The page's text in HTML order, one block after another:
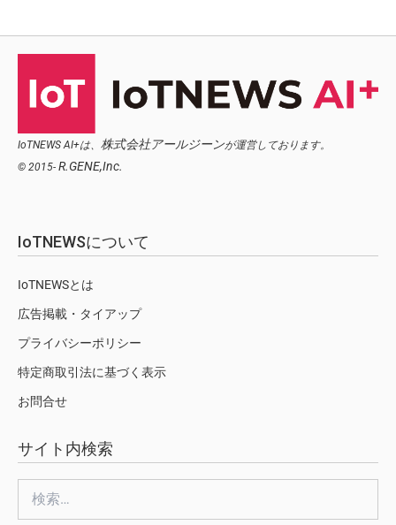
IoTNEWS AI+は、 株式会社アールジーンが運営しております。
© 2015- R.GENE,Inc.
IoTNEWSについて
IoTNEWSとは
広告掲載・タイアップ
プライバシーポリシー
特定商取引法に基づく表示
お問合せ
サイト内検索
索: